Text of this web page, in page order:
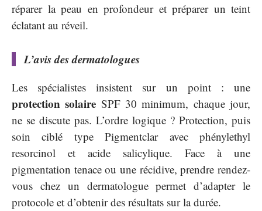
réparer la peau en profondeur et préparer un teint
éclatant au réveil.
L’avis des dermatologues
Les spécialistes insistent sur un point : une
protection solaire SPF 30 minimum, chaque jour,
ne se discute pas. L’ordre logique ? Protection, puis
soin ciblé type Pigmentclar avec phénylethyl
resorcinol et acide salicylique. Face à une
pigmentation tenace ou une récidive, prendre rendez-
vous chez un dermatologue permet d’adapter le
protocole et d’obtenir des résultats sur la durée.